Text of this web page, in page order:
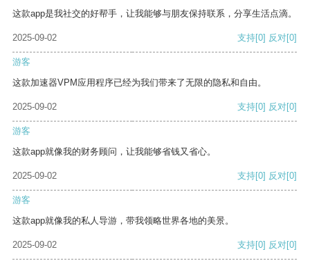
这款app是我社交的好帮手，让我能够与朋友保持联系，分享生活点滴。
2025-09-02 支持[0] 反对[0]
游客
这款加速器VPM应用程序已经为我们带来了无限的隐私和自由。
2025-09-02 支持[0] 反对[0]
游客
这款app就像我的财务顾问，让我能够省钱又省心。
2025-09-02 支持[0] 反对[0]
游客
这款app就像我的私人导游，带我领略世界各地的美景。
2025-09-02 支持[0] 反对[0]